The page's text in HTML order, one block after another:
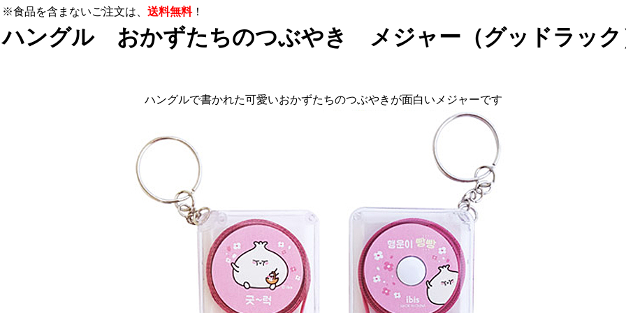
※食品を含まないご注文は、 送料無料！
ハングル おかずたちのつぶやき メジャー（グッドラック
ハングルで書かれた可愛いおかずたちのつぶやきが面白いメジャーです